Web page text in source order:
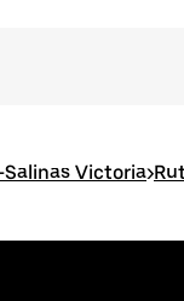
Victoria>